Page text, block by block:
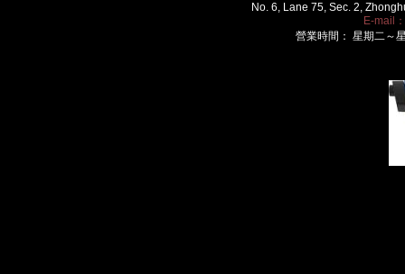
No. 6, Lane 75, Sec. 2,
E-mail：
營業時間： 星期二～